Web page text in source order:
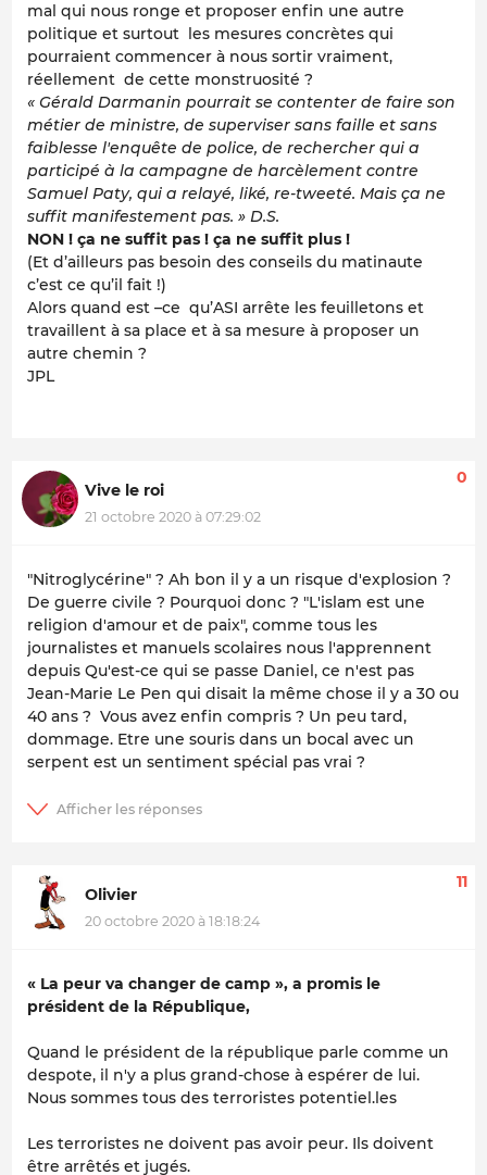
mal qui nous ronge et proposer enfin une autre
politique et surtout les mesures concrètes qui
pourraient commencer à nous sortir vraiment,
réellement de cette monstruosité ?
« Gérald Darmanin pourrait se contenter de faire son
métier de ministre, de superviser sans faille et sans
faiblesse l'enquête de police, de rechercher qui a
participé à la campagne de harcèlement contre
Samuel Paty, qui a relayé, liké, re-tweeté. Mais ça ne
suffit manifestement pas. » D.S.
NON ! ça ne suffit pas ! ça ne suffit plus !
(Et d’ailleurs pas besoin des conseils du matinaute
c’est ce qu’il fait !)
Alors quand est –ce qu’ASI arrête les feuilletons et
travaillent à sa place et à sa mesure à proposer un
autre chemin ?
JPL
Vive le roi
21 octobre 2020 à 07:29:02
0
"Nitroglycérine" ? Ah bon il y a un risque d'explosion ?
De guerre civile ? Pourquoi donc ? "L'islam est une
religion d'amour et de paix", comme tous les
journalistes et manuels scolaires nous l'apprennent
depuis Qu'est-ce qui se passe Daniel, ce n'est pas
Jean-Marie Le Pen qui disait la même chose il y a 30 ou
40 ans ? Vous avez enfin compris ? Un peu tard,
dommage. Etre une souris dans un bocal avec un
serpent est un sentiment spécial pas vrai ?
Olivier
20 octobre 2020 à 18:18:24
11
« La peur va changer de camp », a promis le
président de la République,
Quand le président de la république parle comme un
despote, il n'y a plus grand-chose à espérer de lui.
Nous sommes tous des terroristes potentiel.les
Les terroristes ne doivent pas avoir peur. Ils doivent
être arrêtés et jugés.